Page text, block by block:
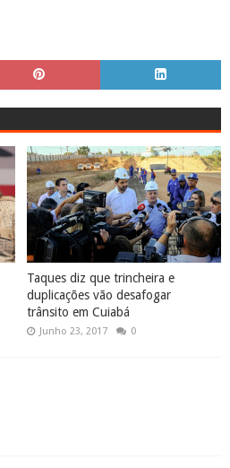
Taques diz que trincheira e
duplicações vão desafogar
trânsito em Cuiabá
Junho 23, 2017 0